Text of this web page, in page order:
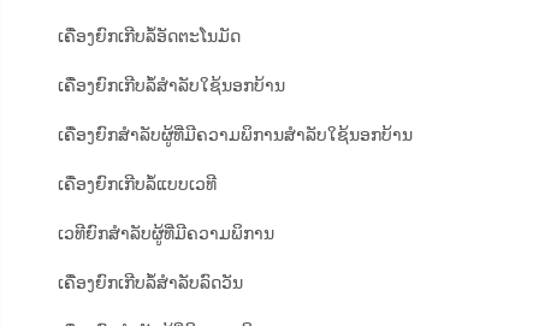
ເຄື່ອງຍົກເກີບລໍ້ອັດຕະໂນມັດ
ເຄື່ອງຍົກເກີບລໍ້ສຳລັບໃຊ້ນອກບ້ານ
ເຄື່ອງຍົກສຳລັບຜູ້ທີ່ມີຄວາມພິການສຳລັບໃຊ້ນອກບ້ານ
ເຄື່ອງຍົກເກີບລໍ້ແບບເວທີ
ເວທີຍົກສຳລັບຜູ້ທີ່ມີຄວາມພິການ
ເຄື່ອງຍົກເກີບລໍ້ສຳລັບລົດວັນ